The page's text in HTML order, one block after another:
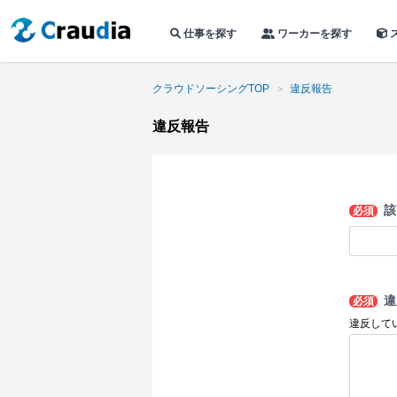
仕事を探す ワーカーを探す
クラウドソーシングTOP 違反報告
違反報告
必須
必須
違反して